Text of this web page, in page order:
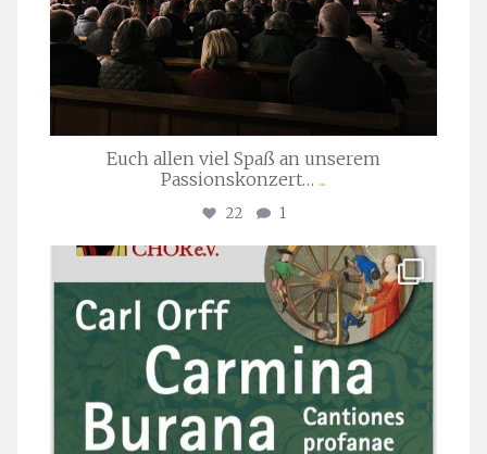
Euch allen viel Spaß an unserem
Passionskonzert… ...
22 1
stuttgarter_oratorienchor
Juli 22